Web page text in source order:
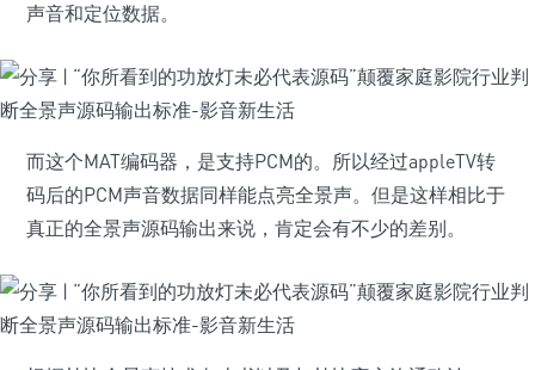
声音和定位数据。
而这个MAT编码器，是支持PCM的。所以经过appleTV转
码后的PCM声音数据同样能点亮全景声。但是这样相比于
真正的全景声源码输出来说，肯定会有不少的差别。